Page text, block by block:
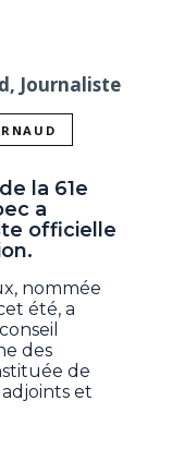
Journaliste
la 61e
a
officielle
nommée
été, a
des
de
et